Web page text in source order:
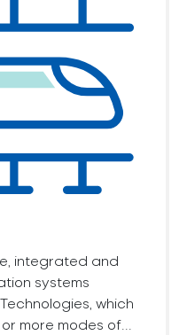
integrated and
systems
which
more modes of...